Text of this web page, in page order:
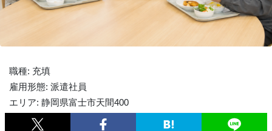
職種: 充填
雇用形態: 派遣社員
エリア: 静岡県富士市天間400